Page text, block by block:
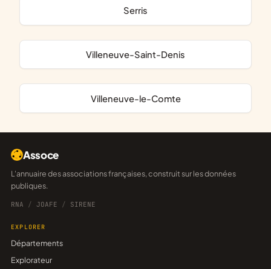
Serris
Villeneuve-Saint-Denis
Villeneuve-le-Comte
Assoce
L'annuaire des associations françaises, construit sur les données
publiques.
RNA / JOAFE / SIRENE
EXPLORER
Départements
Explorateur